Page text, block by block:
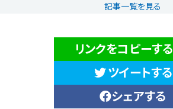
記事一覧を見る
リンクをコピーする
ツイートする
シェアする